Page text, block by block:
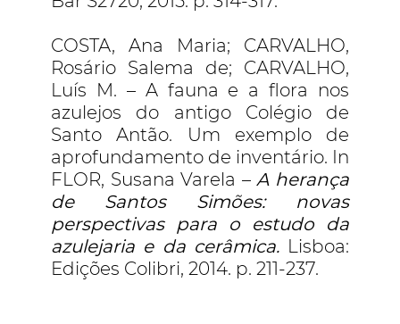
COSTA, Ana Maria; CARVALHO,
Rosário Salema de; CARVALHO,
Luís M. – A fauna e a flora nos
azulejos do antigo Colégio de
Santo Antão. Um exemplo de
aprofundamento de inventário. In
FLOR, Susana Varela –A herança
de Santos Simões: novas
perspectivas para o estudo da
azulejaria e da cerâmica.Lisboa:
Edições Colibri, 2014. p. 211-237.